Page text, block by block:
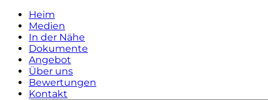
Heim
Medien
In der Nähe
Dokumente
Angebot
Über uns
Bewertungen
Kontakt